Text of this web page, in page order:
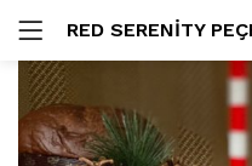
RED SERENITY
LOGIN
SEARCH IN:
All categories